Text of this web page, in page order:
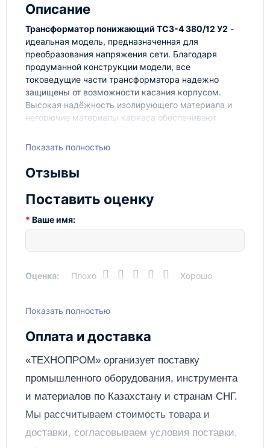
Описание
Трансформатор понижающий ТСЗ-4 380/12 У2 -
идеальная модель, предназначенная для
преобразования напряжения сети. Благодаря
продуманной конструкции модели, все
токоведущие части трансформатора надежно
защищены от возможности касания корпусом.
Высокая надёжность изолирующего материала и
негорючие материалы каркаса обеспечивают
данную модель не только в промышленности, но и в
позволит обеспечить трансформацию тока
исходного напряжения до нужных вам значений.
Высота, мм
Ширина, мм 430
Глубина, мм
Показать полностью
Отзывы
Поставить оценку
Ваше имя:
Оценка: Плохо Хорошо
Написать отзыв
Показать полностью
Оплата и доставка
«ТЕХНОПРОМ» организует поставку
промышленного оборудования, инструмента
и материалов по Казахстану и странам СНГ.
Мы рассчитываем стоимость товара и
доставки, согласовываем условия поставки,